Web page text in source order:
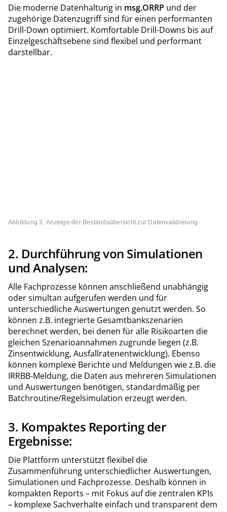
Die moderne Datenhaltung in msg.ORRP und der
zugehörige Datenzugriff sind für einen performanten
Drill-Down optimiert. Komfortable Drill-Downs bis auf
Einzelgeschäftsebene sind flexibel und performant
darstellbar.
Abbildung 3: Anzeige der Bestandsübersicht zur Datenvalidierung
2. Durchführung von Simulationen
und Analysen:
Alle Fachprozesse können anschließend unabhängig
oder simultan aufgerufen werden und für
unterschiedliche Auswertungen genutzt werden. So
können z.B. integrierte Gesamtbankszenarien
berechnet werden, bei denen für alle Risikoarten die
gleichen Szenarioannahmen zugrunde liegen (z.B.
Zinsentwicklung, Ausfallratenentwicklung). Ebenso
können komplexe Berichte und Meldungen wie z.B. die
IRRBB-Meldung, die Daten aus mehreren Simulationen
und Auswertungen benötigen, standardmäßig per
Batchroutine/Regelsimulation erzeugt werden.
3. Kompaktes Reporting der
Ergebnisse:
Die Plattform unterstützt flexibel die
Zusammenführung unterschiedlicher Auswertungen,
Simulationen und Fachprozesse. Deshalb können in
kompakten Reports – mit Fokus auf die zentralen KPIs
– komplexe Sachverhalte einfach und transparent dem